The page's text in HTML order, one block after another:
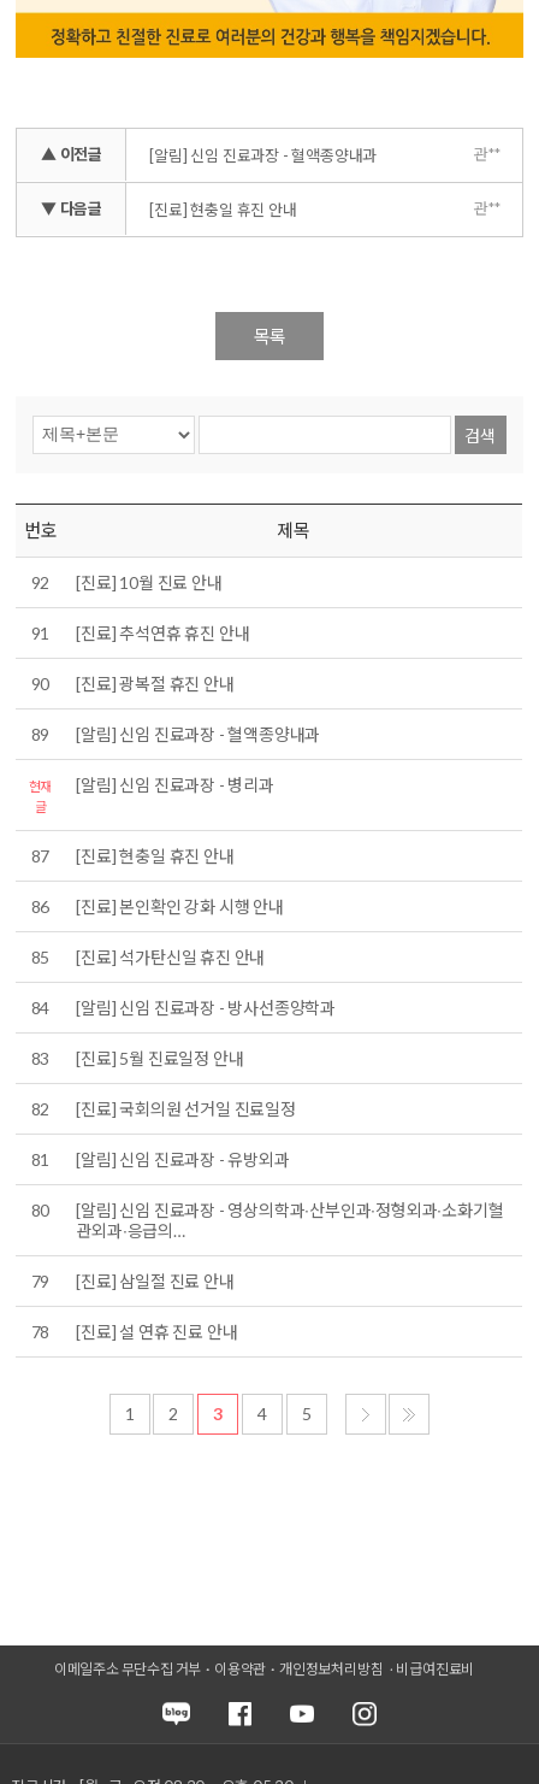
▲ 이전글 [알림] 신임 진료과장 - 혈액종양내과 관**
▼ 다음글 [진료] 현충일 휴진 안내 관**
목록
검색
번호 제목
92 [진료] 10월 진료 안내
91 [진료] 추석연휴 휴진 안내
90 [진료] 광복절 휴진 안내
89 [알림] 신임 진료과장 - 혈액종양내과
현재
글
[알림] 신임 진료과장 - 병리과
87 [진료] 현충일 휴진 안내
86 [진료] 본인확인 강화 시행 안내
85 [진료] 석가탄신일 휴진 안내
84 [알림] 신임 진료과장 - 방사선종양학과
83 [진료] 5월 진료일정 안내
82 [진료] 국회의원 선거일 진료일정
81 [알림] 신임 진료과장 - 유방외과
80
[알림] 신임 진료과장 - 영상의학과∙산부인과∙정형외과∙소화기혈
관외과∙응급의…
79 [진료] 삼일절 진료 안내
78 [진료] 설 연휴 진료 안내
1 2 3 4 5
이메일주소 무단수집 거부 이용약관 개인정보처리방침 비급여진료비